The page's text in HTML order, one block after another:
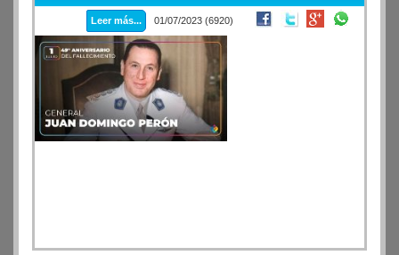
Julio , el gobernador Axel Kicillof junto a las máximas autoridades
nacionales estará en Salliqueló, en el oeste de la provincia de
Buenos Aires. Va a inaugurar el primer tramo del Gasoducto Néstor
Kirchner, que viene desde los yacimientos de Vaca Muerta.
Leer más... 01/07/2023 (6920)